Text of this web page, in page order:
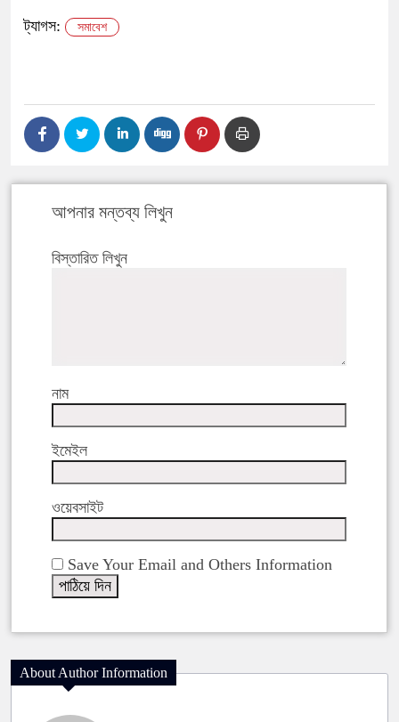
ট্যাগস: সমাবেশ
আপনার মন্তব্য লিখুন
বিস্তারিত লিখুন
নাম
ইমেইল
ওয়েবসাইট
Save Your Email and Others Information
About Author Information